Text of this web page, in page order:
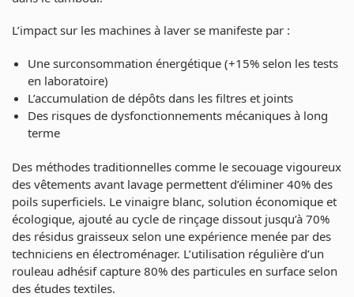
L’impact sur les machines à laver se manifeste par :
Une surconsommation énergétique (+15% selon les tests
en laboratoire)
L’accumulation de dépôts dans les filtres et joints
Des risques de dysfonctionnements mécaniques à long
terme
Des méthodes traditionnelles comme le secouage vigoureux
des vêtements avant lavage permettent d’éliminer 40% des
poils superficiels. Le vinaigre blanc, solution économique et
écologique, ajouté au cycle de rinçage dissout jusqu’à 70%
des résidus graisseux selon une expérience menée par des
techniciens en électroménager. L’utilisation régulière d’un
rouleau adhésif capture 80% des particules en surface selon
des études textiles.